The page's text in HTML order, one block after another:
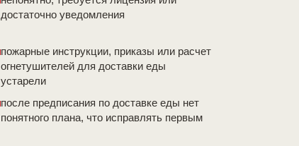
достаточно уведомления
пожарные инструкции, приказы или расчет
огнетушителей для доставки еды
устарели
после предписания по доставке еды нет
понятного плана, что исправлять первым